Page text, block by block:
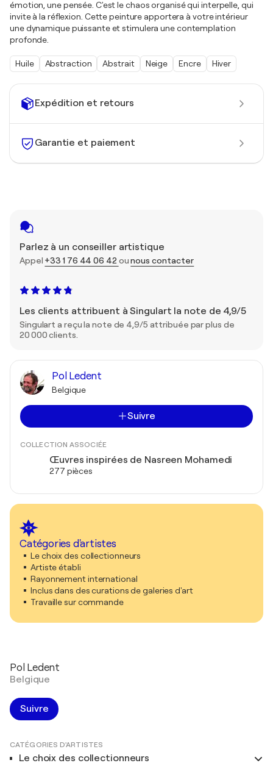
Expédition et retours
Garantie et paiement
Parlez à un conseiller artistique
Appel +33 1 76 44 06 42 ounous contacter
Les clients attribuent à Singulart la note de 4,9/5
Singulart a reçu la note de 4,9/5 attribuée par plus de
20 000 clients.
Pol Ledent
Belgique
Suivre
COLLECTION ASSOCIÉE
Œuvres inspirées de Nasreen Mohamedi
277 pièces
Catégories d'artistes
Le choix des collectionneurs
Artiste établi
Rayonnement international
Inclus dans des curations de galeries d'art
Travaille sur commande
émotion, une pensée. C'est le chaos organisé qui interpelle, qui
invite à la réflexion. Cette peinture apportera à votre intérieur
une dynamique puissante et stimulera une contemplation
profonde.
Huile Abstraction Abstrait Neige Encre Hiver
Pol Ledent
Belgique
Suivre
CATÉGORIES D'ARTISTES
Le choix des collectionneurs